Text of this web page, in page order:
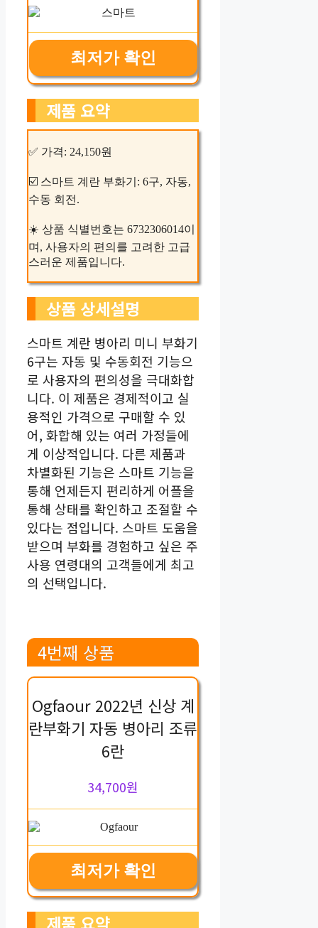
최저가 확인
제품 요약
✅ 가격: 24,150원
☑️ 스마트 계란 부화기: 6구, 자동,
수동 회전.
☀️ 상품 식별번호는 6732306014이
며, 사용자의 편의를 고려한 고급
스러운 제품입니다.
상품 상세설명
스마트 계란 병아리 미니 부화기
6구는 자동 및 수동회전 기능으
로 사용자의 편의성을 극대화합
니다. 이 제품은 경제적이고 실
용적인 가격으로 구매할 수 있
어, 화합해 있는 여러 가정들에
게 이상적입니다. 다른 제품과
차별화된 기능은 스마트 기능을
통해 언제든지 편리하게 어플을
통해 상태를 확인하고 조절할 수
있다는 점입니다. 스마트 도움을
받으며 부화를 경험하고 싶은 주
사용 연령대의 고객들에게 최고
의 선택입니다.
4번째 상품
Ogfaour 2022년 신상 계
란부화기 자동 병아리 조류
6란
34,700원
최저가 확인
제품 요약